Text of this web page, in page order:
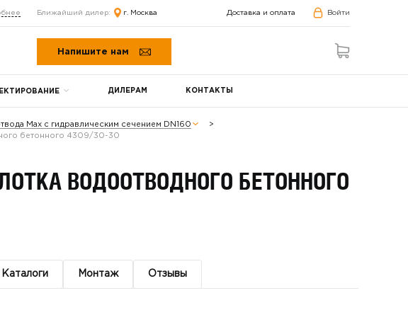
Ближайший дилер: г. Москва Доставка и оплата Войти
Напишите нам
ДИЛЕРАМ КОНТАКТЫ
Max с гидравлическим сечением DN160
бетонного 4309/30-30
ВОДООТВОДНОГО БЕТОННОГО
Каталоги Монтаж Отзывы